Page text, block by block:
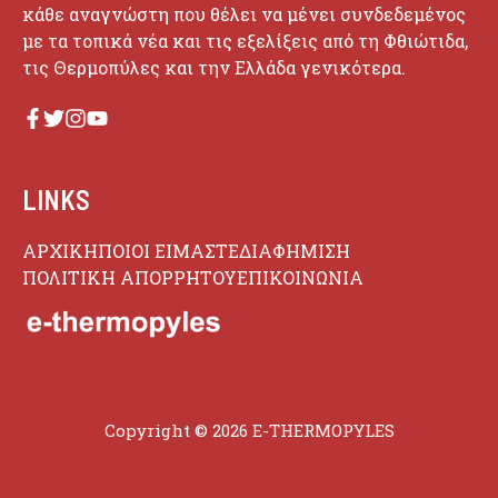
κάθε αναγνώστη που θέλει να μένει συνδεδεμένος
με τα τοπικά νέα και τις εξελίξεις από τη Φθιώτιδα,
τις Θερμοπύλες και την Ελλάδα γενικότερα.
LINKS
ΑΡΧΙΚΗΠΟΙΟΙ ΕΙΜΑΣΤΕΔΙΑΦΗΜΙΣΗ
ΠΟΛΙΤΙΚΗ ΑΠΟΡΡΗΤΟΥΕΠΙΚΟΙΝΩΝΙΑ
Copyright © 2026 E-THERMOPYLES